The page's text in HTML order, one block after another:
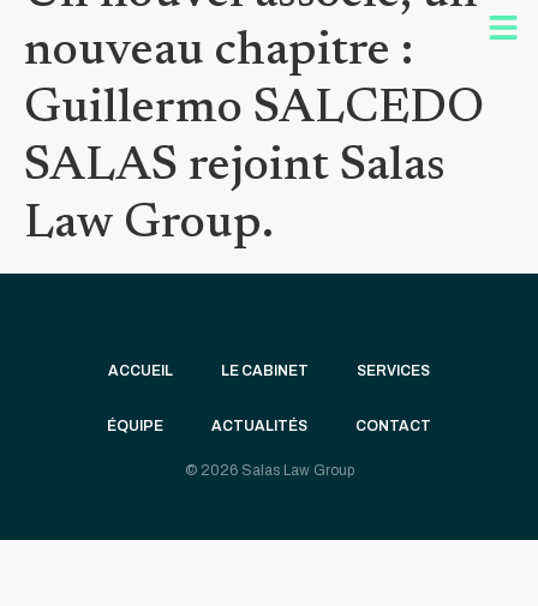
nouveau chapitre :
Guillermo SALCEDO
SALAS rejoint Salas
Law Group.
ACCUEIL LE CABINET SERVICES
ÉQUIPE ACTUALITÉS CONTACT
© 2026 Salas Law Group